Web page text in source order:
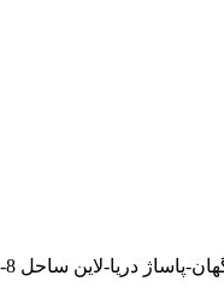
دریا-لاین ساحل 8- پلاک 1824